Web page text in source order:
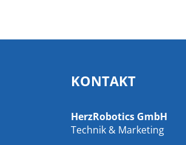
KONTAKT
HerzRobotics GmbH
Technik & Marketing